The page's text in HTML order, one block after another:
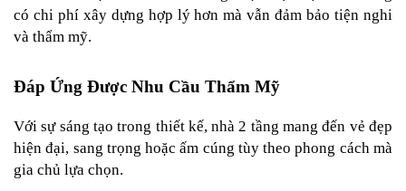
có chi phí xây dựng hợp lý hơn mà vẫn đảm bảo tiện nghi
và thẩm mỹ.
Đáp Ứng Được Nhu Cầu Thẩm Mỹ
Với sự sáng tạo trong thiết kế, nhà 2 tầng mang đến vẻ đẹp
hiện đại, sang trọng hoặc ấm cúng tùy theo phong cách mà
gia chủ lựa chọn.